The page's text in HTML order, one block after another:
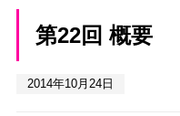
第22回 概要
2014年10月24日